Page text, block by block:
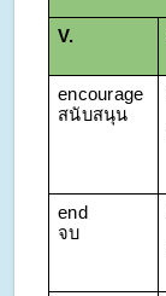
V.
encourage
สนับสนุน
end
จบ